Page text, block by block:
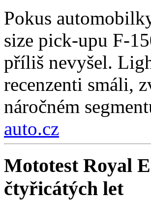
Pokus
size pick-upu F-
příliš nevyšel.
recenzenti smáli,
náročném
auto.cz
Mototest Royal
čtyřicátých let